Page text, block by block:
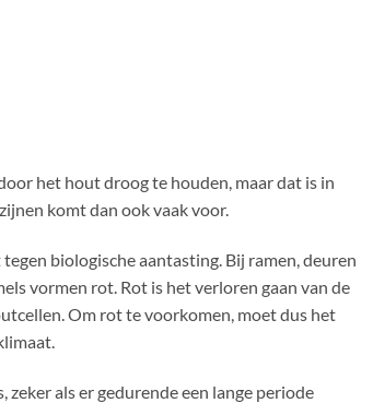
het hout droog te houden, maar dat is in
komt dan ook vaak voor.
biologische aantasting. Bij ramen, deuren
vormen rot. Rot is het verloren gaan van de
Om rot te voorkomen, moet dus het
als er gedurende een lange periode